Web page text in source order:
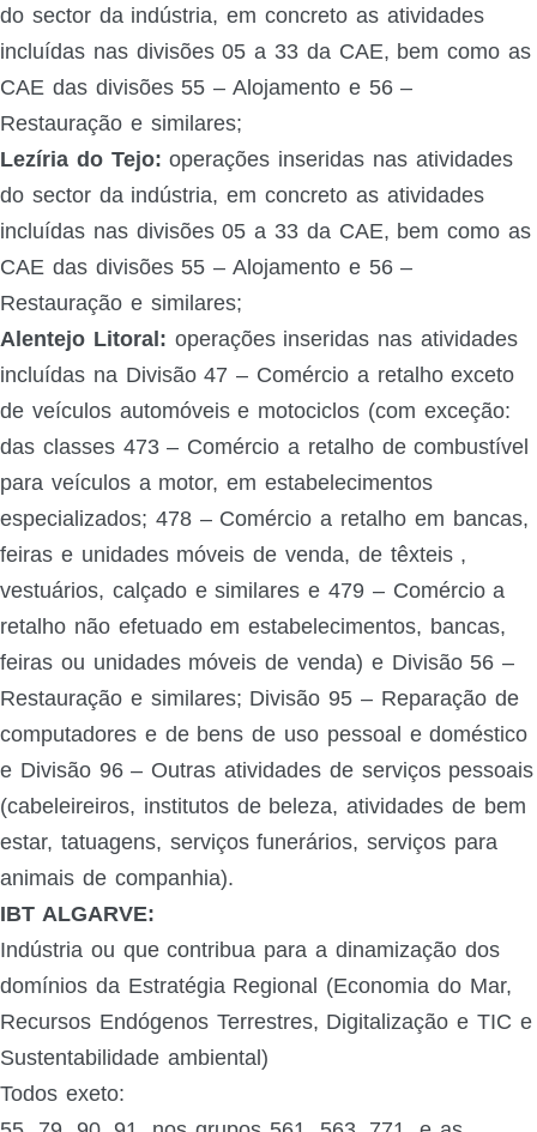
do sector da indústria, em concreto as atividades
incluídas nas divisões 05 a 33 da CAE, bem como as
CAE das divisões 55 – Alojamento e 56 –
Restauração e similares;
Lezíria do Tejo: operações inseridas nas atividades
do sector da indústria, em concreto as atividades
incluídas nas divisões 05 a 33 da CAE, bem como as
CAE das divisões 55 – Alojamento e 56 –
Restauração e similares;
Alentejo Litoral: operações inseridas nas atividades
incluídas na Divisão 47 – Comércio a retalho exceto
de veículos automóveis e motociclos (com exceção:
das classes 473 – Comércio a retalho de combustível
para veículos a motor, em estabelecimentos
especializados; 478 – Comércio a retalho em bancas,
feiras e unidades móveis de venda, de têxteis ,
vestuários, calçado e similares e 479 – Comércio a
retalho não efetuado em estabelecimentos, bancas,
feiras ou unidades móveis de venda) e Divisão 56 –
Restauração e similares; Divisão 95 – Reparação de
computadores e de bens de uso pessoal e doméstico
e Divisão 96 – Outras atividades de serviços pessoais
(cabeleireiros, institutos de beleza, atividades de bem
estar, tatuagens, serviços funerários, serviços para
animais de companhia).
IBT ALGARVE:
Indústria ou que contribua para a dinamização dos
domínios da Estratégia Regional (Economia do Mar,
Recursos Endógenos Terrestres, Digitalização e TIC e
Sustentabilidade ambiental)
Todos exeto: